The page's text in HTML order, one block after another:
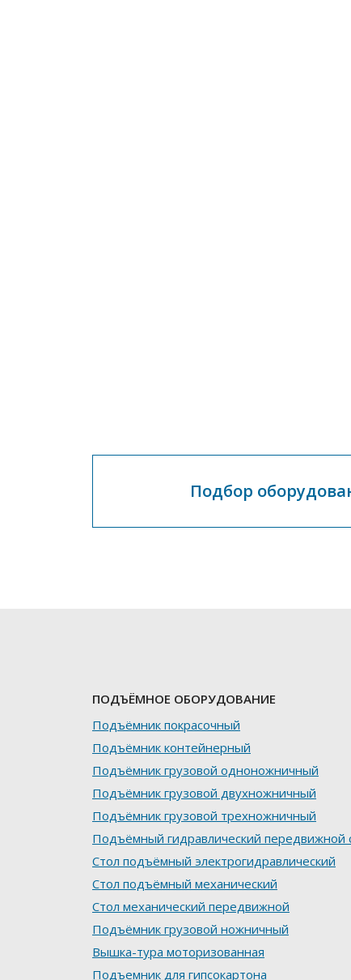
Подбор
ПОДЪЁМНОЕ ОБОРУДОВАНИЕ
Подъёмник покрасочный
Подъёмник контейнерный
Подъёмник грузовой одноножничный
Подъёмник грузовой двухножничный
Подъёмник грузовой трехножничный
Подъёмный гидравлический передвижной
Стол подъёмный электрогидравлический
Стол подъёмный механический
Стол механический передвижной
Подъёмник грузовой ножничный
Вышка-тура моторизованная
Подъемник для гипсокартона